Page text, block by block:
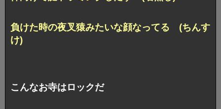
負けた時の夜叉猿みたいな顔なってる (ちんす
け)
こんなお寺はロックだ